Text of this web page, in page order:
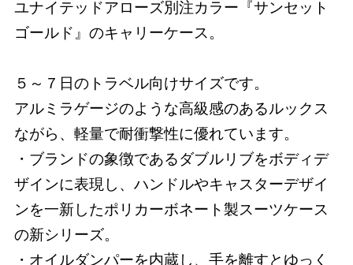
ユナイテッドアローズ別注カラー『サンセット
ゴールド』のキャリーケース。
５～７日のトラベル向けサイズです。
アルミラゲージのような高級感のあるルックス
ながら、軽量で耐衝撃性に優れています。
・ブランドの象徴であるダブルリブをボディデ
ザインに表現し、ハンドルやキャスターデザイ
ンを一新したポリカーボネート製スーツケース
の新シリーズ。
・オイルダンパーを内蔵し、手を離すとゆっく